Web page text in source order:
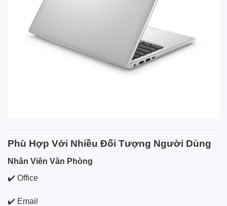
Phù Hợp Với Nhiều Đối Tượng Người Dùng
Nhân Viên Văn Phòng
✔️ Office
✔️ Email